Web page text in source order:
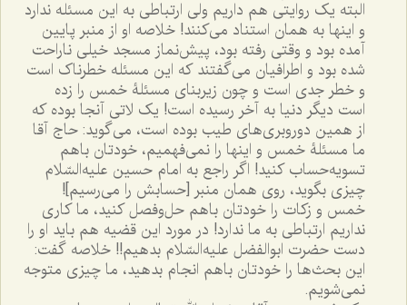
البته یک روایتی هم داریم ولی ارتباطی به این مسئله ندارد
و اینها به همان استناد می‌کنند! خلاصه او از منبر پایین
آمده بود و وقتی رفته بود، پیش‌نماز مسجد خیلی ناراحت
شده بود و اطرافیان می‌گفتند که این مسئله خطرناک است
و خطر جدی است و چون زیربنای مسئلۀ خمس را زده
است دیگر دنیا به آخر رسیده است! یک لاتی آنجا بوده که
از همین دوروبری‌های طیب بوده است، می‌گوید: حاج آقا
ما مسئلۀ خمس و اینها را نمی‌فهمیم، خودتان باهم
تسویه‌حساب کنید! اگر راجع به امام حسین علیه‌السّلام
چیزی بگوید، روی همان منبر [حسابش را می‌رسیم]!
خمس و زکات را خودتان باهم حل‌وفصل کنید، ما کاری
نداریم ارتباطی به ما ندارد! در مورد این قضیه هم باید او را
دست حضرت ابوالفضل علیه‌السّلام بدهیم!! خلاصه گفت:
این بحث‌ها را خودتان باهم انجام بدهید، ما چیزی متوجه
نمی‌شویم.